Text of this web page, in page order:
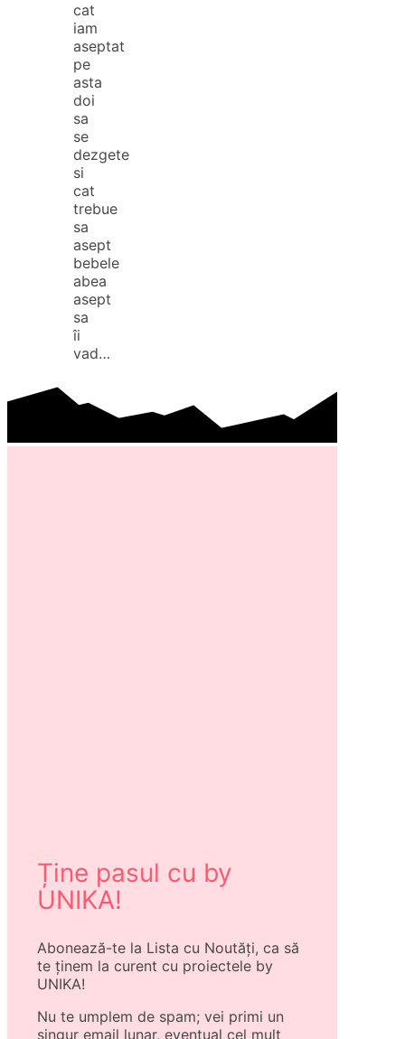
cat
iam
aseptat
pe
asta
doi
sa
se
dezgete
si
cat
trebue
sa
asept
bebele
abea
asept
sa
îi
vad…
Ține pasul cu by
UNIKA!
Abonează-te la Lista cu Noutăți, ca să
te ținem la curent cu proiectele by
UNIKA!
Nu te umplem de spam; vei primi un
singur email lunar, eventual cel mult